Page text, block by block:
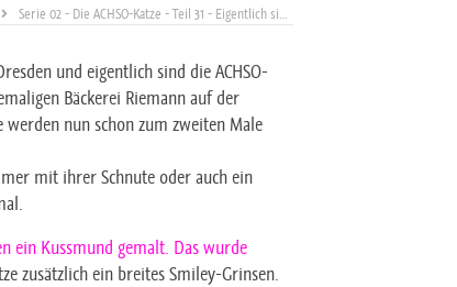
Serie 02 - Die ACHSO-Katze - Teil 31 - Eigentlich sind die ACHSO-Katzen tabu …
und eigentlich sind die ACHSO-
Bäckerei Riemann auf der
werden nun schon zum zweiten Male
mit ihrer Schnute oder auch ein
ein Kussmund gemalt. Das wurde
zusätzlich ein breites Smiley-Grinsen.